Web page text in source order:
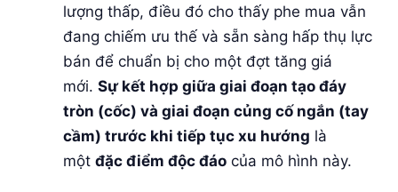
lượng thấp, điều đó cho thấy phe mua vẫn
đang chiếm ưu thế và sẵn sàng hấp thụ lực
bán để chuẩn bị cho một đợt tăng giá
mới. Sự kết hợp giữa giai đoạn tạo đáy
tròn (cốc) và giai đoạn củng cố ngắn (tay
cầm) trước khi tiếp tục xu hướng là
một đặc điểm độc đáo của mô hình này.